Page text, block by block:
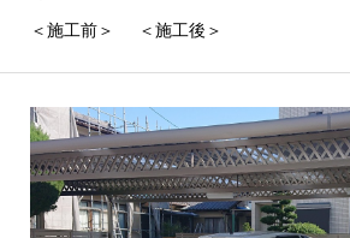
＜施工前＞ ＜施工後＞